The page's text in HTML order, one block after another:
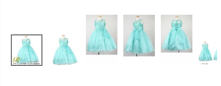
Photography